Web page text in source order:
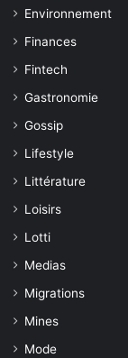
Environnement
Finances
Fintech
Gastronomie
Gossip
Lifestyle
Littérature
Loisirs
Lotti
Medias
Migrations
Mines
Mode